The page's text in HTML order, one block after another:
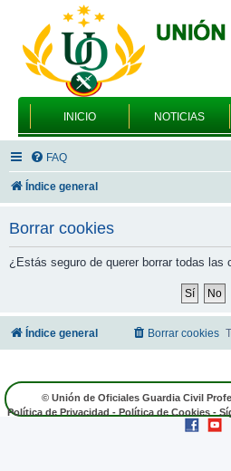
INICIO NOTICIAS
FAQ
Índice general
Borrar cookies
¿Estás seguro de querer borrar todas las
Índice general Borrar cookies
© Unión de Oficiales Guardia Civil
Política de Privacidad - Política de Cookies -